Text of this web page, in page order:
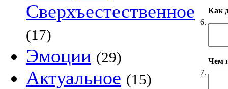
Сверхъестественное
(17)
Эмоции (29)
Актуальное (15)
6.
Как
7.
Чем